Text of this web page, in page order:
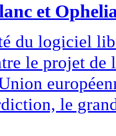
et
du logiciel
le projet de
le